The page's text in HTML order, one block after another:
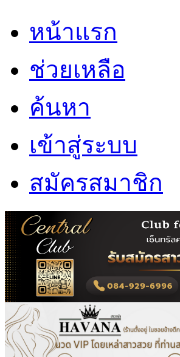
หน้าแรก
ช่วยเหลือ
ค้นหา
เข้าสู่ระบบ
สมัครสมาชิก